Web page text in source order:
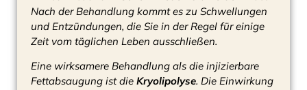
Nach der Behandlung kommt es zu Schwellungen
und Entzündungen, die Sie in der Regel für einige
Zeit vom täglichen Leben ausschließen.
Eine wirksamere Behandlung als die injizierbare
Fettabsaugung ist die Kryolipolyse. Die Einwirkung